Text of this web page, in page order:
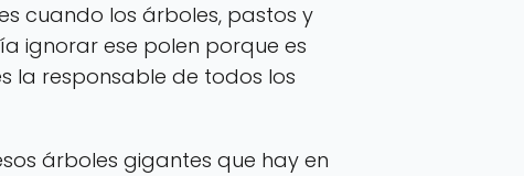
cuando los árboles, pastos y
ignorar ese polen porque es
la responsable de todos los
árboles gigantes que hay en